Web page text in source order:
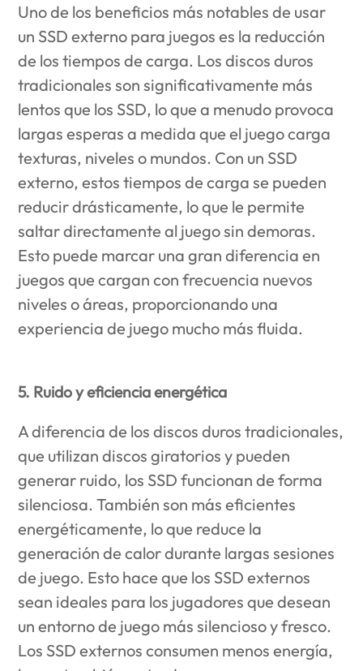
Uno de los beneficios más notables de usar
un SSD externo para juegos es la reducción
de los tiempos de carga. Los discos duros
tradicionales son significativamente más
lentos que los SSD, lo que a menudo provoca
largas esperas a medida que el juego carga
texturas, niveles o mundos. Con un SSD
externo, estos tiempos de carga se pueden
reducir drásticamente, lo que le permite
saltar directamente al juego sin demoras.
Esto puede marcar una gran diferencia en
juegos que cargan con frecuencia nuevos
niveles o áreas, proporcionando una
experiencia de juego mucho más fluida.
5. Ruido y eficiencia energética
A diferencia de los discos duros tradicionales,
que utilizan discos giratorios y pueden
generar ruido, los SSD funcionan de forma
silenciosa. También son más eficientes
energéticamente, lo que reduce la
generación de calor durante largas sesiones
de juego. Esto hace que los SSD externos
sean ideales para los jugadores que desean
un entorno de juego más silencioso y fresco.
Los SSD externos consumen menos energía,